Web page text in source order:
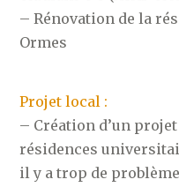
– Rénovation de la
Ormes
Projet local :
– Création d’un
résidences
il y a trop de